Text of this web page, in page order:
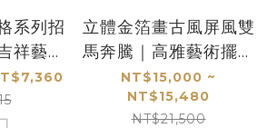
系列招
祥藝術
升遷送
立體金箔畫古風屏風雙
馬奔騰｜高雅藝術擺飾
｜企業開業升遷吉祥送
禮推薦
NT$15,000 ~
NT$15,480
NT$21,500